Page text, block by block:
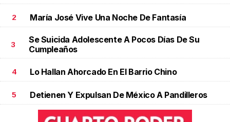
2 María José Vive Una Noche De Fantasía
3
Se Suicida Adolescente A Pocos Días De Su
Cumpleaños
4 Lo Hallan Ahorcado En El Barrio Chino
5 Detienen Y Expulsan De México A Pandilleros